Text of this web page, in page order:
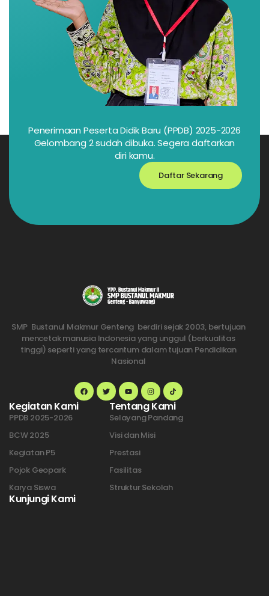
Penerimaan Peserta Didik Baru (PPDB) 2025-2026
Gelombang 2 sudah dibuka. Segera daftarkan
diri kamu.
Daftar Sekarang
SMP Bustanul Makmur Genteng berdiri sejak 2003, bertujuan
mencetak manusia Indonesia yang unggul (berkualitas
tinggi) seperti yang tercantum dalam tujuan Pendidikan
Nasional
Kegiatan Kami
PPDB 2025-2026
BCW 2025
Kegiatan P5
Pojok Geopark
Karya Siswa
Tentang Kami
Selayang Pandang
Visi dan Misi
Prestasi
Fasilitas
Struktur Sekolah
Kunjungi Kami